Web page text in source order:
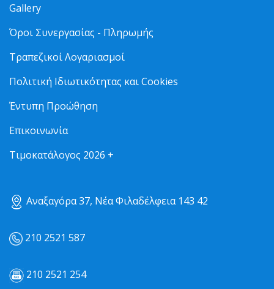
Gallery
Όροι Συνεργασίας - Πληρωμής
Τραπεζικοί Λογαριασμοί
Πολιτική Ιδιωτικότητας και Cookies
Έντυπη Προώθηση
Επικοινωνία
Τιμοκατάλογος 2026 +
Αναξαγόρα 37, Νέα Φιλαδέλφεια 143 42
210 2521 587
210 2521 254